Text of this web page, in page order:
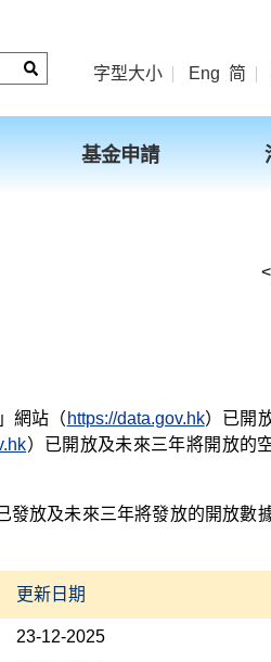
字型大小 Eng 简
基金申請
網站（ https://data.gov.hk）已開
）已開放及未來三年將開放的
發放及未來三年將發放的開放數
更新日期
23-12-2025